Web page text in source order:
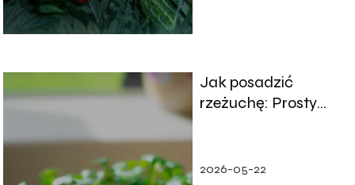
Jak posadzić
rzeżuchę: Prosty
2026-05-22